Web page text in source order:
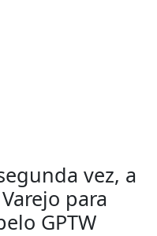
vez, a
para
GPTW